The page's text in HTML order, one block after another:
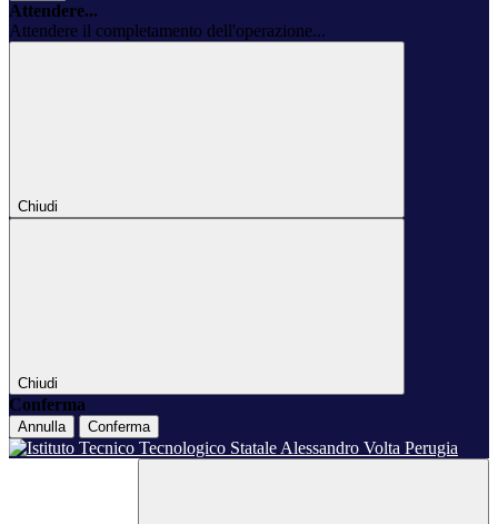
Attendere...
Attendere il completamento dell'operazione...
Chiudi
Chiudi
Conferma
Annulla Conferma